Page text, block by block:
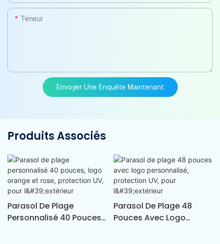
Teneur
Envoyer Une Enquête Maintenant
Produits Associés
Parasol De Plage
Personnalisé 40 Pouces,
Parasol De Plage 48
Pouces Avec Logo